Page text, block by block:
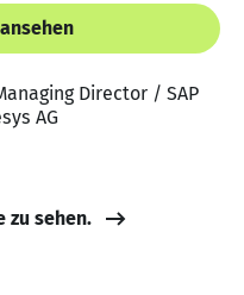
Director / SAP
AG
zu sehen.